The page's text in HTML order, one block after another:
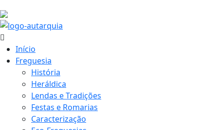
Início
Freguesia
História
Heráldica
Lendas e Tradições
Festas e Romarias
Caracterização